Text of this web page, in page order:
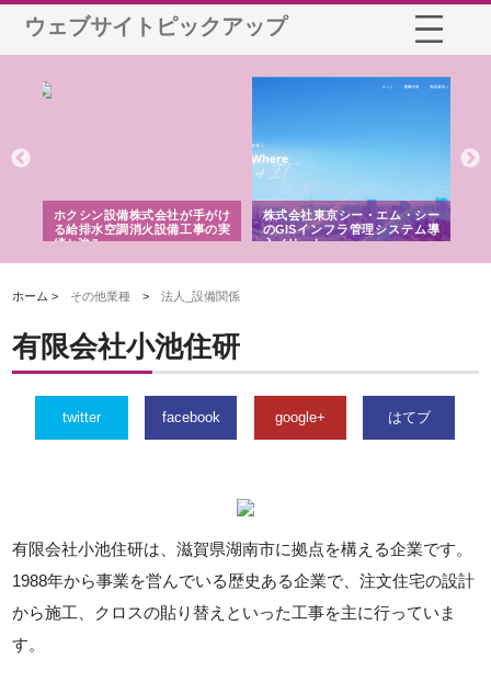
ウェブサイトピックアップ
ホクシン設備株式会社が手がけ
る給排水空調消火設備工事の実
績と強み
株式会社東京シー・エム・シー
のGISインフラ管理システム導
入メリット
ホーム > その他業種 >法人_設備関係
有限会社小池住研
twitter facebook google+ はてブ
有限会社小池住研は、滋賀県湖南市に拠点を構える企業です。
1988年から事業を営んでいる歴史ある企業で、注文住宅の設計
から施工、クロスの貼り替えといった工事を主に行っていま
す。